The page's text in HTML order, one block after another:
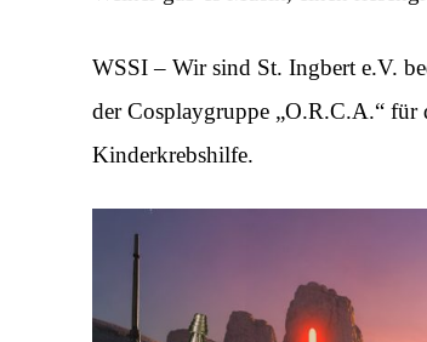
WSSI – Wir sind St. Ingbert e.V.
der Cosplaygruppe „O.R.C.A.“ für
Kinderkrebshilfe.